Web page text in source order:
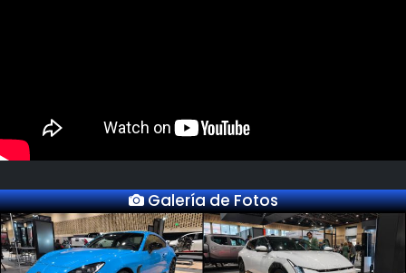
Galería de Fotos